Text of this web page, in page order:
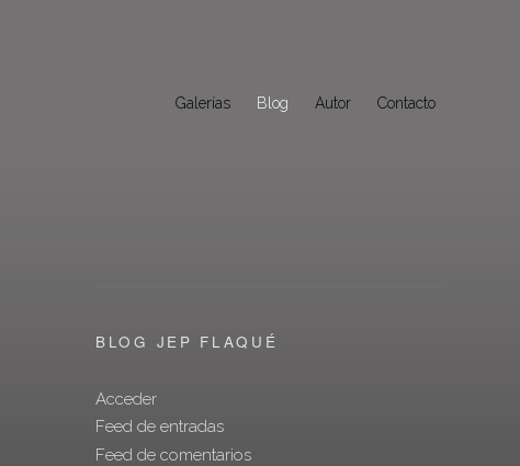
Galerías Blog Autor Contacto
BLOG JEP FLAQUÉ
Acceder
Feed de entradas
Feed de comentarios